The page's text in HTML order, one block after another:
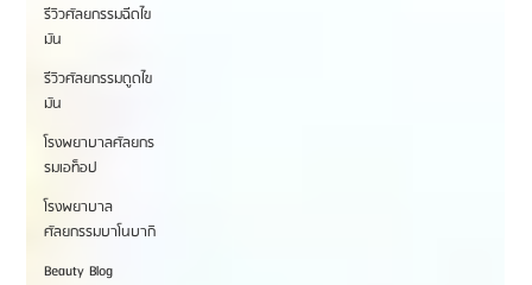
รีวิวศัลยกรรมฉีดไข
มัน
รีวิวศัลยกรรมดูดไข
มัน
โรงพยาบาลศัลยกร
รมเอท็อป
โรงพยาบาล
ศัลยกรรมบาโนบากิ
Beauty Blog